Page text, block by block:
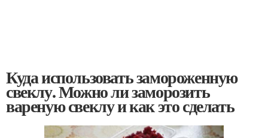
Куда использовать замороженную
свеклу. Можно ли заморозить
вареную свеклу и как это сделать